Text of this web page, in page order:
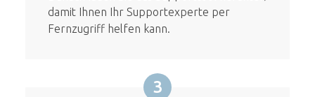
damit Ihnen Ihr Supportexperte per
Fernzugriff helfen kann.
3